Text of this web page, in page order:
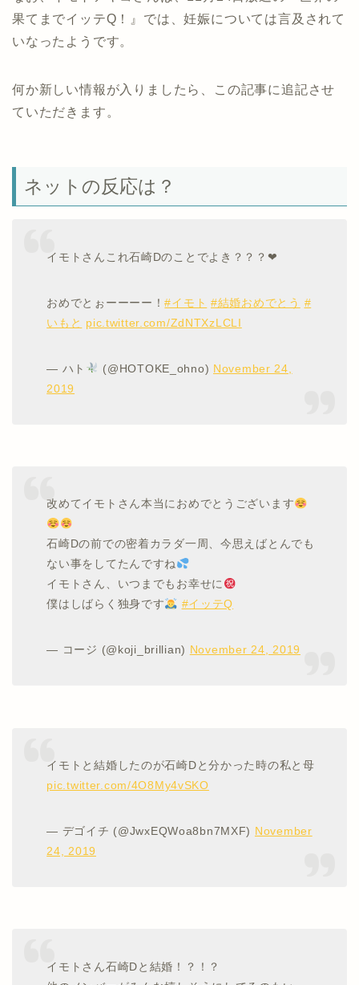
果てまでイッテQ！』では、妊娠については言及されて
いなったようです。
何か新しい情報が入りましたら、この記事に追記させ
ていただきます。
ネットの反応は？
イモトさんこれ石崎Dのことでよき？？？❤︎
おめでとぉーーーー！#イモト #結婚おめでとう #
いもと pic.twitter.com/ZdNTXzLCLI
— ハト (@HOTOKE_ohno) November 24,
2019
改めてイモトさん本当におめでとうございます
石崎Dの前での密着カラダ一周、今思えばとんでも
ない事をしてたんですね
イモトさん、いつまでもお幸せに
僕はしばらく独身です
#イッテQ
— コージ (@koji_brillian) November 24, 2019
イモトと結婚したのが石崎Dと分かった時の私と母
pic.twitter.com/4O8My4vSKO
— デゴイチ (@JwxEQWoa8bn7MXF) November
24, 2019
イモトさん石崎Dと結婚！？！？